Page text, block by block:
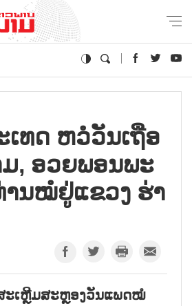
ເທດ ຫວໍ​ວັນ​ເຖືອ
, ອວຍ​ພອນ​ພະ​
ານ​ໝໍ​ຢູ່​ແຂວງ ຮ່າ​
ສະເຫຼີມສະຫຼອງວັນແພດໝໍ